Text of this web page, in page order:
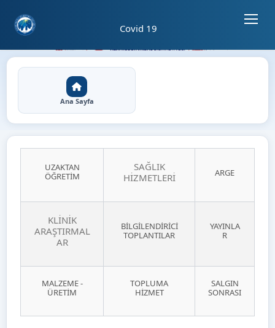
Covid 19
Covid 19 - Ana Sayfa
Hızlı Erişim
Ana Sayfa
UZAKTAN
ÖĞRETİM
SAĞLIK
HİZMETLERİ
ARGE
KLİNİK
ARAŞTIRMAL
AR
BİLGİLENDİRİCİ
TOPLANTILAR
YAYINLA
R
MALZEME -
ÜRETİM
TOPLUMA
HİZMET
SALGIN
SONRASI